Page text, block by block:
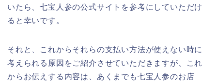
いたら、七宝人参の公式サイトを参考にしていただけ
ると幸いです。
それと、これからそれらの支払い方法が使えない時に
考えられる原因をご紹介させていただきますが、これ
からお伝えする内容は、あくまでも七宝人参のお店